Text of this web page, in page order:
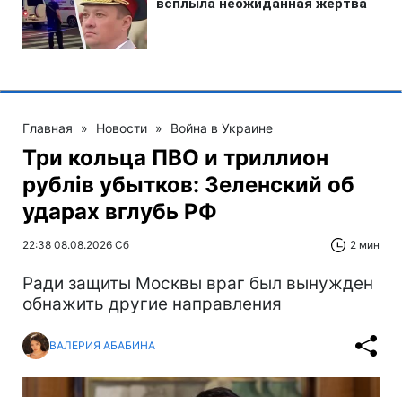
Главная » Новости » Война в Украине
Три кольца ПВО и триллион
рублів убытков: Зеленский об
ударах вглубь РФ
22:38 08.08.2026 Сб 2 мин
Ради защиты Москвы враг был вынужден
обнажить другие направления
ВАЛЕРИЯ АБАБИНА